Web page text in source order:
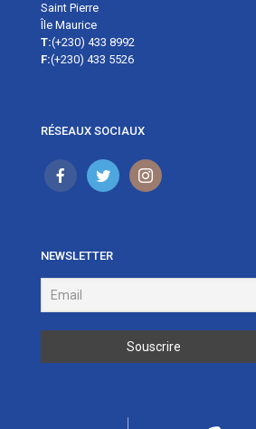
Saint Pierre
Île Maurice
T:(+230) 433 8992
F:(+230) 433 5526
RÉSEAUX SOCIAUX
NEWSLETTER